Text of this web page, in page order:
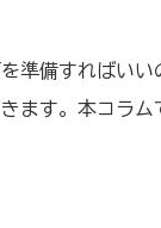
準備すればいい
ます。本コラ